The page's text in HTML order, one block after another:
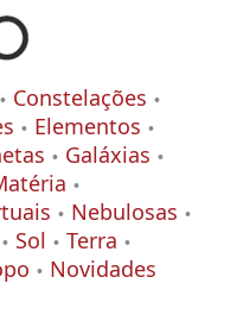
Constelações
Elementos
Galáxias
Nebulosas
Sol
Terra
Novidades